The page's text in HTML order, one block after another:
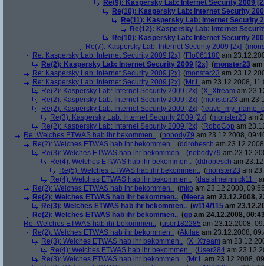
Re(9): Kaspersky Lab: Internet Security 2009
Re(10): Kaspersky Lab: Internet Security
Re(11): Kaspersky Lab: Internet Security
Re(12): Kaspersky Lab: Internet
Re(10): Kaspersky Lab: Internet Security
Re(7): Kaspersky Lab: Internet Security 2009 [2x] (
Re: Kaspersky Lab: Internet Security 2009 [2x] (Flo061180 am
Re(2): Kaspersky Lab: Internet Security 2009 [2x] (monster23 am
Re: Kaspersky Lab: Internet Security 2009 [2x] (monster23 am
Re: Kaspersky Lab: Internet Security 2009 [2x] (Mr L am 23.12.2008,
Re(2): Kaspersky Lab: Internet Security 2009 [2x] (X_Xtream am
Re(2): Kaspersky Lab: Internet Security 2009 [2x] (monster23 am
Re(2): Kaspersky Lab: Internet Security 2009 [2x] (
Re(3): Kaspersky Lab: Internet Security 2009 [2x] (monster23 am
Re(2): Kaspersky Lab: Internet Security 2009 [2x] (RoboCop am
Re: Welches ETWAS hab ihr bekommen.. (nobody79 am 23.12.2008,
Re(2): Welches ETWAS hab ihr bekommen.. (ddrobesch am
Re(3): Welches ETWAS hab ihr bekommen.. (nobody79 am
Re(4): Welches ETWAS hab ihr bekommen.. (ddrobesch am
Re(5): Welches ETWAS hab ihr bekommen.. (monster23 am
Re(4): Welches ETWAS hab ihr bekommen.. (dasistmeinnick11+
Re(2): Welches ETWAS hab ihr bekommen.. (mko am 23.12.2008,
Re(2): Welches ETWAS hab ihr bekommen.. (Neera am 23.12.2008,
Re(3): Welches ETWAS hab ihr bekommen.. (w114/115 am
Re(2): Welches ETWAS hab ihr bekommen.. (gp am 24.12.2008,
Re: Welches ETWAS hab ihr bekommen.. (user182285 am 23.12.2008,
Re(2): Welches ETWAS hab ihr bekommen.. (Akilae am 23.12.2008,
Re(3): Welches ETWAS hab ihr bekommen.. (X_Xtream am
Re(4): Welches ETWAS hab ihr bekommen.. (User284 am
Re(3): Welches ETWAS hab ihr bekommen.. (Mr L am 23.12.2008,